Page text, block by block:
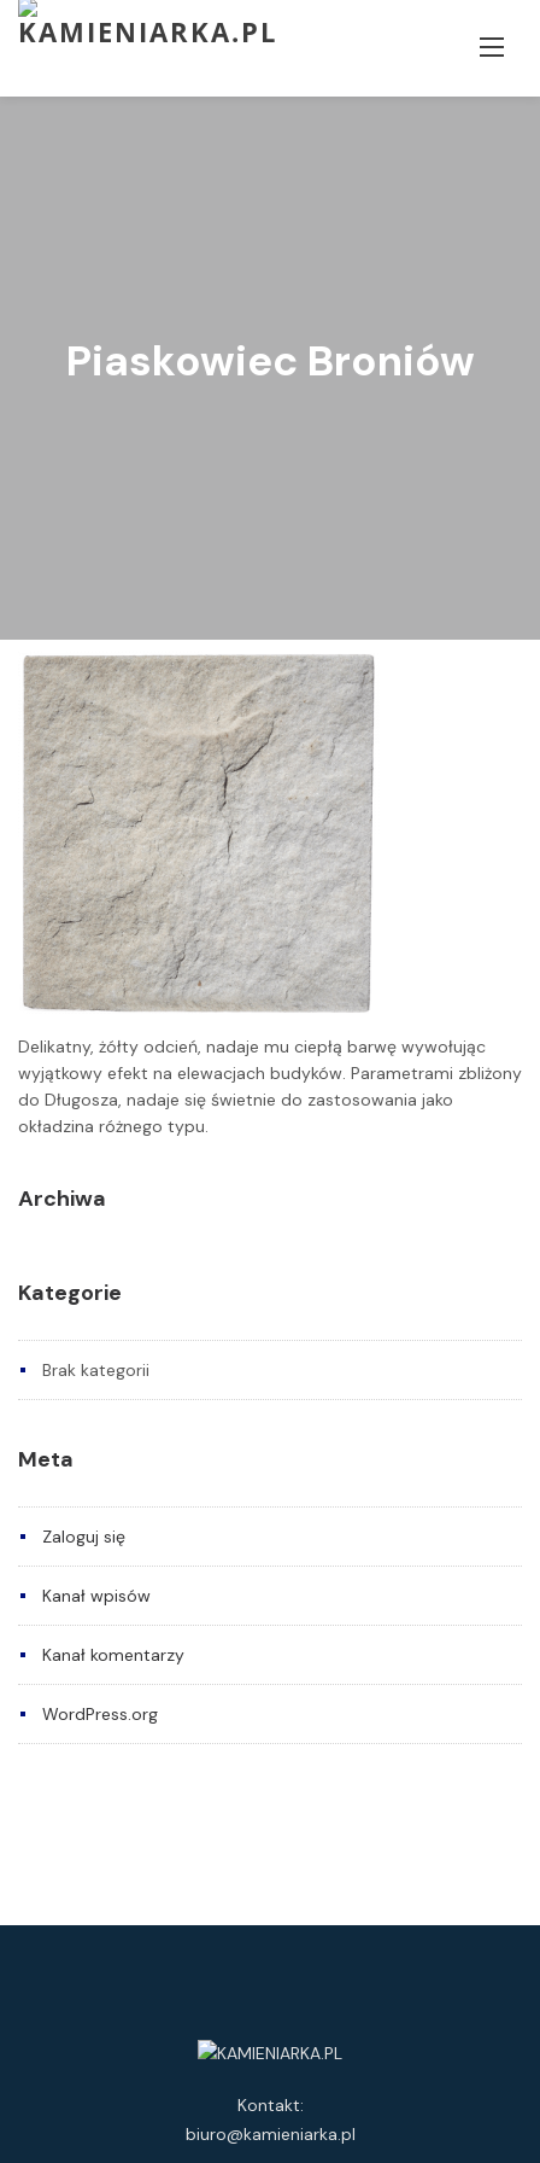
Skip
Piaskowiec Broniów
Delikatny, żółty odcień, nadaje mu ciepłą barwę wywołując
wyjątkowy efekt na elewacjach budyków. Parametrami zbliżony
do Długosza, nadaje się świetnie do zastosowania jako
okładzina różnego typu.
Archiwa
Kategorie
Brak kategorii
Meta
Zaloguj się
Kanał wpisów
Kanał komentarzy
WordPress.org
Kontakt:
biuro@kamieniarka.pl